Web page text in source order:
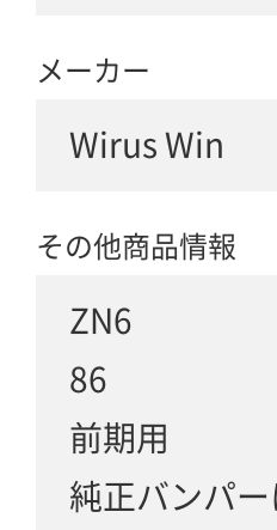
メーカー
Wirus Win
その他商品情報
ZN6
86
前期用
純正バンパ